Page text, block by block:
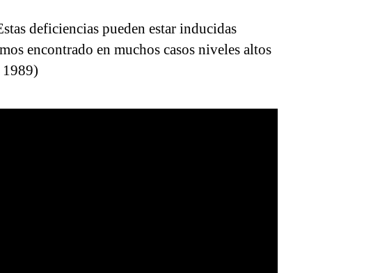
deficiencias pueden estar inducidas
encontrado en muchos casos niveles altos